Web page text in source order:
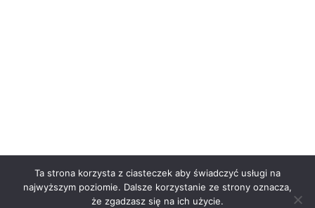
Ta strona korzysta z ciasteczek aby świadczyć usługi na
najwyższym poziomie. Dalsze korzystanie ze strony oznacza,
że zgadzasz się na ich użycie.